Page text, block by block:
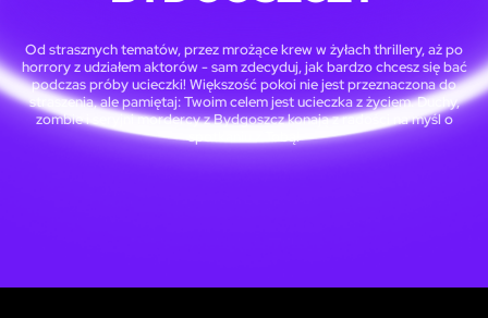
Od strasznych tematów, przez mrożące krew w żyłach thrillery, aż po
horrory z udziałem aktorów - sam zdecyduj, jak bardzo chcesz się bać
podczas próby ucieczki! Większość pokoi nie jest przeznaczona do
straszenia, ale pamiętaj: Twoim celem jest ucieczka z życiem. Duchy,
zombie i seryjni mordercy z Bydgoszcz konają z radości na myśl o
spotkaniu z Tobą!